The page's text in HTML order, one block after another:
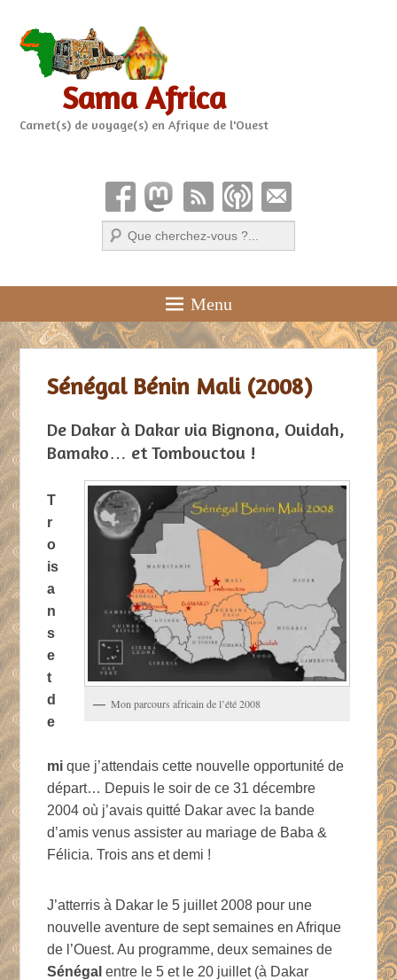
Sama Africa
Carnet(s) de voyage(s) en Afrique de l'Ouest
Recherche
Menu
Sénégal Bénin Mali (2008)
De Dakar à Dakar via Bignona, Ouidah,
Bamako… et Tombouctou !
Mon parcours africain de l’été 2008
T
r
o
is
a
n
s
e
t
d
e
mi que j’attendais cette nouvelle opportunité de
départ… Depuis le soir de ce 31 décembre
2004 où j’avais quitté Dakar avec la bande
d’amis venus assister au mariage de Baba &
Félicia. Trois ans et demi !
J’atterris à Dakar le 5 juillet 2008 pour une
nouvelle aventure de sept semaines en Afrique
de l’Ouest. Au programme, deux semaines de
Sénégal entre le 5 et le 20 juillet (à Dakar